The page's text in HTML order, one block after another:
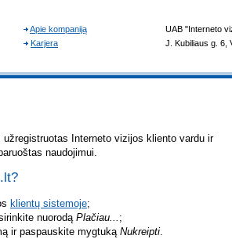
Interneto vizijos kliento vardu ir
naudojimui.
klientų sistemoje;
nuorodąPlačiau... ;
ir paspauskite mygtuką Nukreipti.